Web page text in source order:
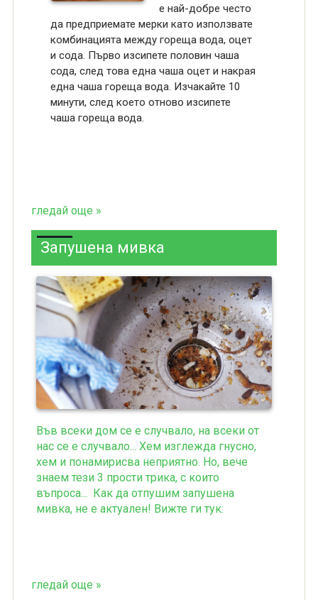
е най-добре често
да предприемате мерки като използвате
комбинацията между гореща вода, оцет
и сода. Първо изсипете половин чаша
сода, след това една чаша оцет и накрая
една чаша гореща вода. Изчакайте 10
минути, след което отново изсипете
чаша гореща вода.
гледай още »
Запушена мивка
Във всеки дом се е случвало, на всеки от
нас се е случвало... Хем изглежда гнусно,
хем и понамирисва неприятно. Но, вече
знаем тези 3 прости трика, с които
въпроса... Как да отпушим запушена
мивка, не е актуален! Вижте ги тук:
гледай още »